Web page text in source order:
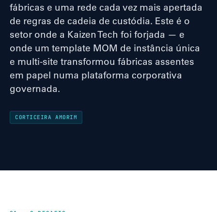
fábricas e uma rede cada vez mais apertada
de regras de cadeia de custódia. Este é o
setor onde a Kaizen Tech foi forjada — e
onde um template MOM de instância única
e multi-site transformou fábricas assentes
em papel numa plataforma corporativa
governada.
CORTICEIRA AMORIM